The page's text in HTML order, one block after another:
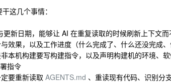
干这几个事情：
更新日期，能够让 AI 在重复读取的时候刷新上下文而
效果，以及工作进度（什么完成了、什么还没完成、
本机构建要写构建指令，以及声明构建机的环境、
指令
要重新读取 AGENTS.md 、重读现有代码、识别分